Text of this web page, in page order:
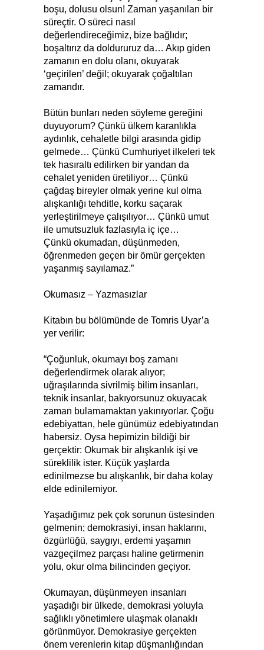
boşu, dolusu olsun! Zaman yaşanılan bir
süreçtir. O süreci nasıl
değerlendireceğimiz, bize bağlıdır;
boşaltırız da doldururuz da… Akıp giden
zamanın en dolu olanı, okuyarak
‘geçirilen’ değil; okuyarak çoğaltılan
zamandır.
Bütün bunları neden söyleme gereğini
duyuyorum? Çünkü ülkem karanlıkla
aydınlık, cehaletle bilgi arasında gidip
gelmede… Çünkü Cumhuriyet ilkeleri tek
tek hasıraltı edilirken bir yandan da
cehalet yeniden üretiliyor… Çünkü
çağdaş bireyler olmak yerine kul olma
alışkanlığı tehditle, korku saçarak
yerleştirilmeye çalışılıyor… Çünkü umut
ile umutsuzluk fazlasıyla iç içe…
Çünkü okumadan, düşünmeden,
öğrenmeden geçen bir ömür gerçekten
yaşanmış sayılamaz.”
Okumasız – Yazmasızlar
Kitabın bu bölümünde de Tomris Uyar’a
yer verilir:
“Çoğunluk, okumayı boş zamanı
değerlendirmek olarak alıyor;
uğraşılarında sivrilmiş bilim insanları,
teknik insanlar, bakıyorsunuz okuyacak
zaman bulamamaktan yakınıyorlar. Çoğu
edebiyattan, hele günümüz edebiyatından
habersiz. Oysa hepimizin bildiği bir
gerçektir: Okumak bir alışkanlık işi ve
süreklilik ister. Küçük yaşlarda
edinilmezse bu alışkanlık, bir daha kolay
elde edinilemiyor.
Yaşadığımız pek çok sorunun üstesinden
gelmenin; demokrasiyi, insan haklarını,
özgürlüğü, saygıyı, erdemi yaşamın
vazgeçilmez parçası haline getirmenin
yolu, okur olma bilincinden geçiyor.
Okumayan, düşünmeyen insanları
yaşadığı bir ülkede, demokrasi yoluyla
sağlıklı yönetimlere ulaşmak olanaklı
görünmüyor. Demokrasiye gerçekten
önem verenlerin kitap düşmanlığından